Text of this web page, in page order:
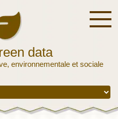
data
environnementale et sociale